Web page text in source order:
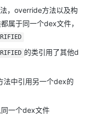
，override方法以及构
属于同一个dex文件，
的类引用了其他d
法中引用另一个dex的
一个dex文件